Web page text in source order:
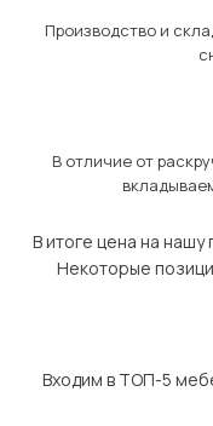
Производство и
В отличие от
В итоге цена на
Некоторые
Входим в ТОП-5